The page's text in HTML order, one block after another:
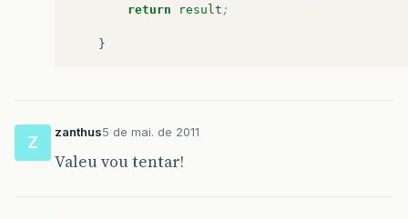
return
result ;
Z
zanthus5 de mai. de 2011
Valeu vou tentar!